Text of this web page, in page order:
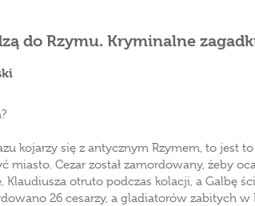
do Rzymu. Kryminalne
kojarzy się z antycznym Rzymem, to jest
miasto. Cezar został zamordowany, żeby
otruto podczas kolacji, a Galbę
26 cesarzy, a gladiatorów zabitych w